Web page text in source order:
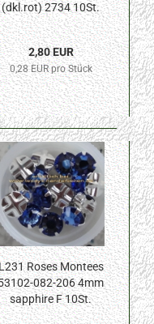
(dkl.rot) 2734 10St.
2,80 EUR
0,28 EUR pro Stück
Roses Montees
082-206 4mm
sapphire F 10St.